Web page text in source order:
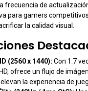
frecuencia de
para gamers
la calidad visual.
(2560 x 1440): Con 1.7
ofrece un flujo de
la experiencia de